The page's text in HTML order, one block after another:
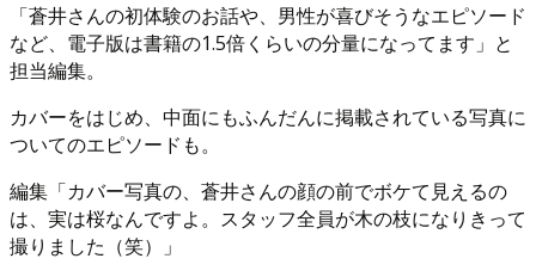
「蒼井さんの初体験のお話や、男性が喜びそうなエピソード
など、電子版は書籍の1.5倍くらいの分量になってます」と
担当編集。
カバーをはじめ、中面にもふんだんに掲載されている写真に
ついてのエピソードも。
編集「カバー写真の、蒼井さんの顔の前でボケて見えるの
は、実は桜なんですよ。スタッフ全員が木の枝になりきって
撮りました（笑）」